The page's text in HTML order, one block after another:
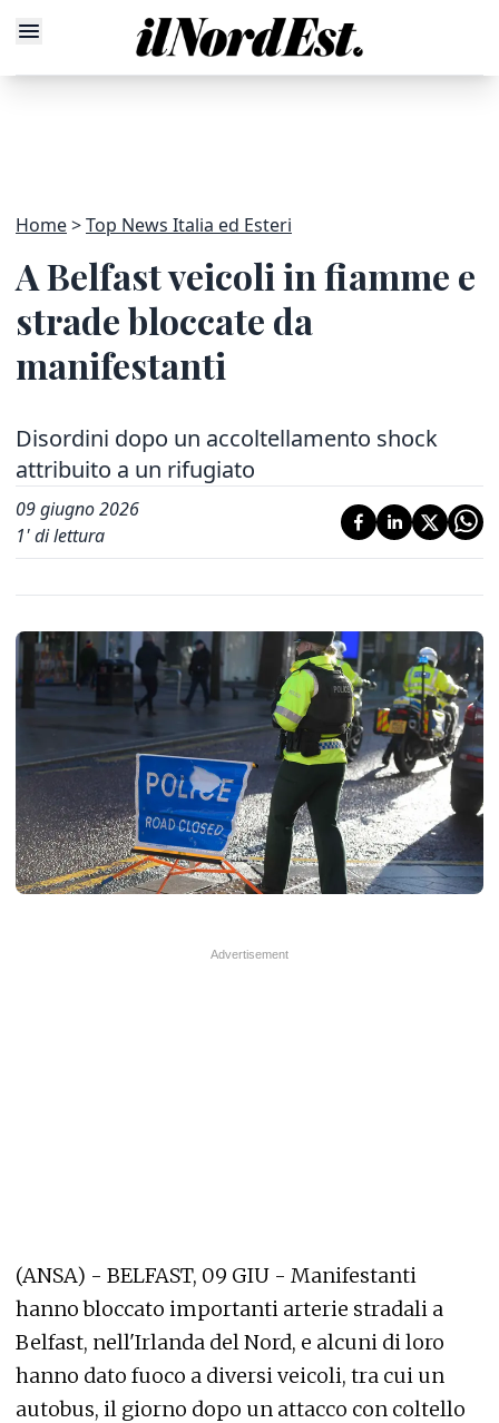
Home Top News Italia ed Esteri
A Belfast veicoli in fiamme e
strade bloccate da
manifestanti
Disordini dopo un accoltellamento shock
attribuito a un rifugiato
09 giugno 2026
1' di lettura
(ANSA) - BELFAST, 09 GIU - Manifestanti
hanno bloccato importanti arterie stradali a
Belfast, nell'Irlanda del Nord, e alcuni di loro
hanno dato fuoco a diversi veicoli, tra cui un
autobus, il giorno dopo un attacco con coltello